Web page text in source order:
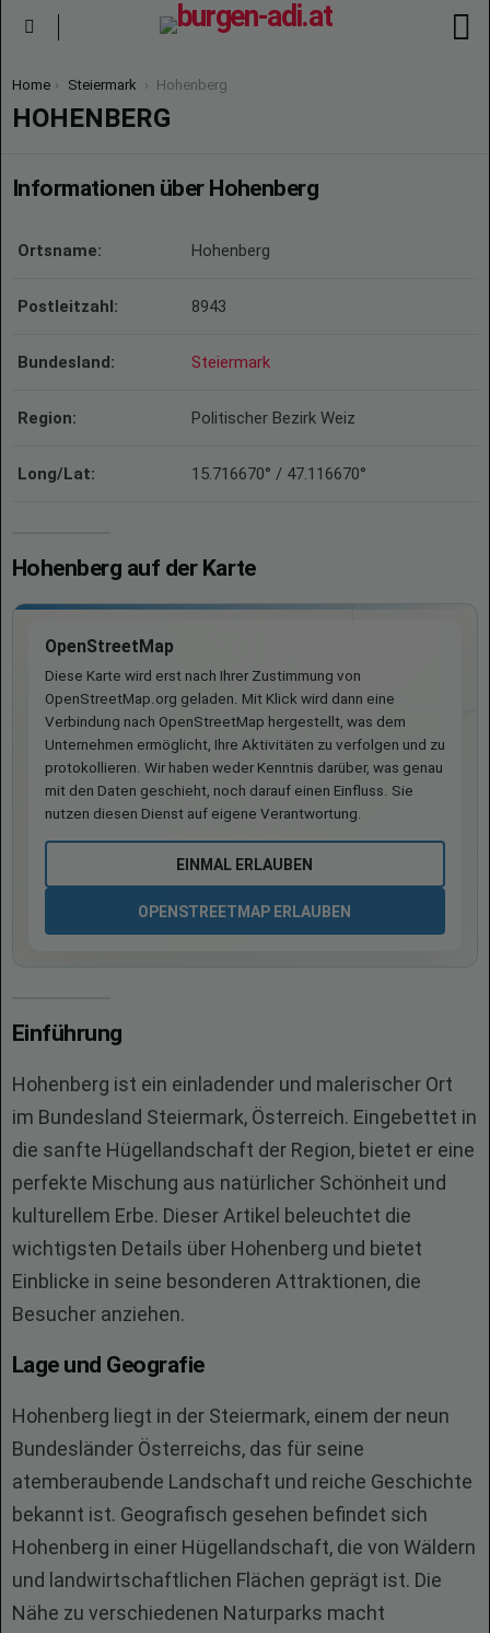
You are here:
Home Steiermark Hohenberg
HOHENBERG
Informationen über Hohenberg
Ortsname: Hohenberg
Postleitzahl: 8943
Bundesland: Steiermark
Region: Politischer Bezirk Weiz
Long/Lat: 15.716670° / 47.116670°
Hohenberg auf der Karte
OpenStreetMap
Diese Karte wird erst nach Ihrer Zustimmung von
OpenStreetMap.org geladen. Mit Klick wird dann eine
Verbindung nach OpenStreetMap hergestellt, was dem
Unternehmen ermöglicht, Ihre Aktivitäten zu verfolgen und zu
protokollieren. Wir haben weder Kenntnis darüber, was genau
mit den Daten geschieht, noch darauf einen Einfluss. Sie
nutzen diesen Dienst auf eigene Verantwortung.
EINMAL ERLAUBEN
OPENSTREETMAP ERLAUBEN
Einführung
Hohenberg ist ein einladender und malerischer Ort
im Bundesland Steiermark, Österreich. Eingebettet in
die sanfte Hügellandschaft der Region, bietet er eine
perfekte Mischung aus natürlicher Schönheit und
kulturellem Erbe. Dieser Artikel beleuchtet die
wichtigsten Details über Hohenberg und bietet
Einblicke in seine besonderen Attraktionen, die
Besucher anziehen.
Lage und Geografie
Hohenberg liegt in der Steiermark, einem der neun
Bundesländer Österreichs, das für seine
atemberaubende Landschaft und reiche Geschichte
bekannt ist. Geografisch gesehen befindet sich
Hohenberg in einer Hügellandschaft, die von Wäldern
und landwirtschaftlichen Flächen geprägt ist. Die
Nähe zu verschiedenen Naturparks macht